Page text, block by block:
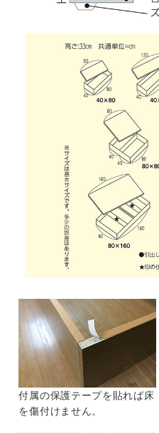
付属の保護テープを貼れば床
を傷付けません。